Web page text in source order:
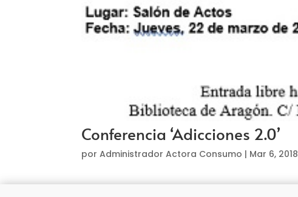
Conferencia ‘Adicciones 2.0’
porAdministrador Actora Consumo | Mar 6, 2018